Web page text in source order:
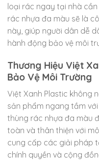
loại rác ngay tại nhà
rác nhựa đa màu sẽ là
này, giúp người dân dễ
hành động bảo vệ môi
Thương Hiệu Việt
Bảo Vệ Môi Trường
Việt Xanh Plastic không
sản phẩm ngang tầm
thùng rác nhựa đa màu
toàn và thân thiện với
cung cấp các giải pháp
chính quyền và cộng